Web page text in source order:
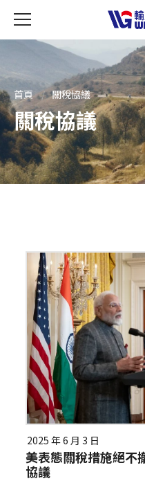
首頁 關稅協議
關稅協議
2025 年 6 月 3 日
美表態關稅措施絕不
協議